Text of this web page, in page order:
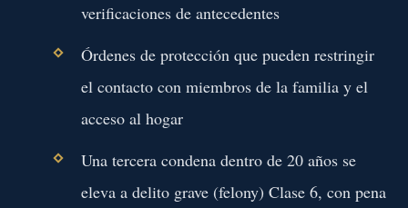
verificaciones de antecedentes
Órdenes de protección que pueden restringir
el contacto con miembros de la familia y el
acceso al hogar
Una tercera condena dentro de 20 años se
eleva a delito grave (felony) Clase 6, con pena